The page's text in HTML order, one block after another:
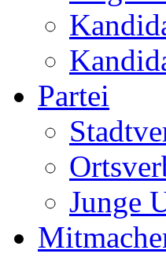
Partei
Junge